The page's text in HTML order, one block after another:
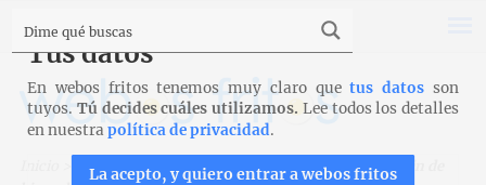
Recetas Bizcochos, magdalenas y galletas >
Tus datos
En webos fritos tenemos muy claro quetus datos son
tuyos. Tú decides cuáles utilizamos. Lee todos los detalles
en nuestrapolítica de privacidad.
La acepto, y quiero entrar a webos fritos